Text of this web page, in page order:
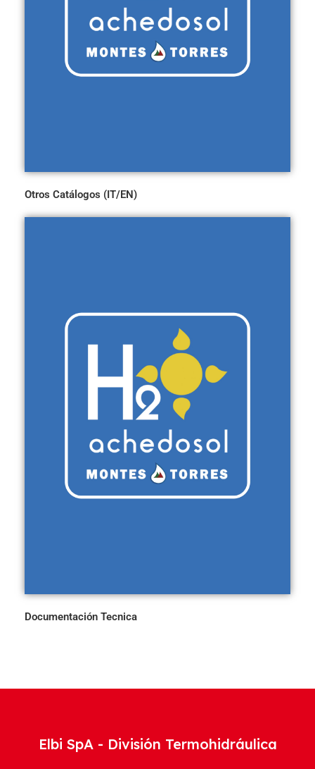
Otros Catálogos (IT/EN)
Documentación Tecnica
Elbi SpA - División Termohidráulica